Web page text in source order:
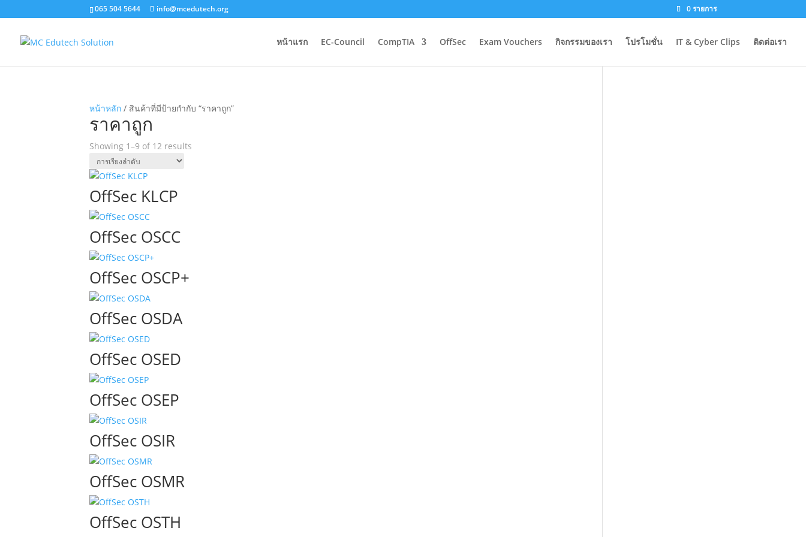
065 504 5644 info@mcedutech.org 0 รายการ
หน้าแรก EC-Council CompTIA OffSec Exam Vouchers กิจกรรมของเรา โปรโมชั่น IT & Cyber Clips ติดต่อเรา
หน้าหลัก / สินค้าที่มีป้ายกำกับ “ราคาถูก”
ราคาถูก
Showing 1–9 of 12 results
OffSec KLCP
OffSec OSCC
OffSec OSCP+
OffSec OSDA
OffSec OSED
OffSec OSEP
OffSec OSIR
OffSec OSMR
OffSec OSTH